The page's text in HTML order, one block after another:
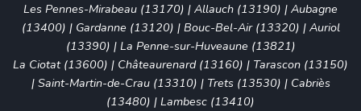
Les Pennes-Mirabeau (13170) | Allauch (13190) | Aubagne
(13400) | Gardanne (13120) | Bouc-Bel-Air (13320) | Auriol
(13390) | La Penne-sur-Huveaune (13821)
La Ciotat (13600) | Châteaurenard (13160) | Tarascon (13150)
| Saint-Martin-de-Crau (13310) | Trets (13530) | Cabriès
(13480) | Lambesc (13410)